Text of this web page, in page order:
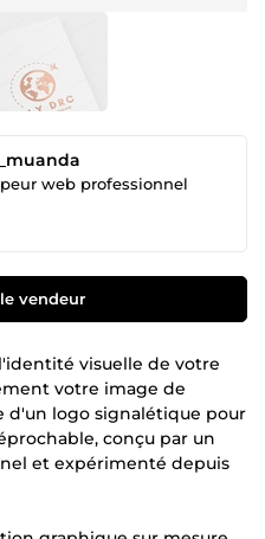
web professionnel
vendeur
visuelle de votre
votre image de
d'un logo signalétique pour
conçu par un
et expérimenté depuis